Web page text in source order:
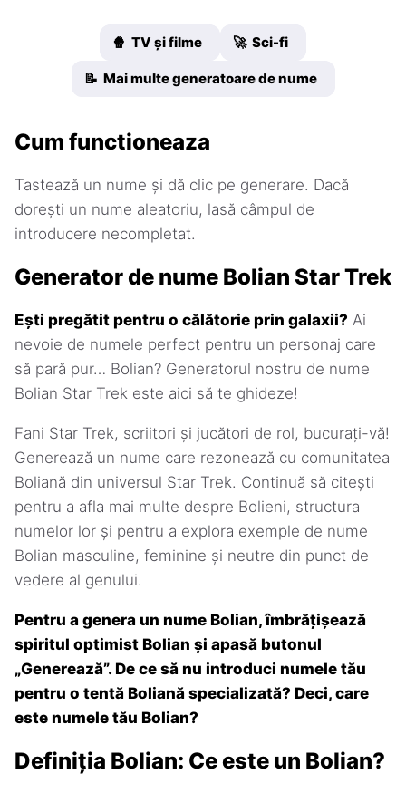
🍿 TV și filme 🚀 Sci-fi
📝 Mai multe generatoare de nume
Cum functioneaza
Tastează un nume și dă clic pe generare. Dacă
dorești un nume aleatoriu, lasă câmpul de
introducere necompletat.
Generator de nume Bolian Star Trek
Ești pregătit pentru o călătorie prin galaxii? Ai
nevoie de numele perfect pentru un personaj care
să pară pur… Bolian? Generatorul nostru de nume
Bolian Star Trek este aici să te ghideze!
Fani Star Trek, scriitori și jucători de rol, bucurați-vă!
Generează un nume care rezonează cu comunitatea
Boliană din universul Star Trek. Continuă să citești
pentru a afla mai multe despre Bolieni, structura
numelor lor și pentru a explora exemple de nume
Bolian masculine, feminine și neutre din punct de
vedere al genului.
Pentru a genera un nume Bolian, îmbrățișează
spiritul optimist Bolian și apasă butonul
„Generează”. De ce să nu introduci numele tău
pentru o tentă Boliană specializată? Deci, care
este numele tău Bolian?
Definiția Bolian: Ce este un Bolian?